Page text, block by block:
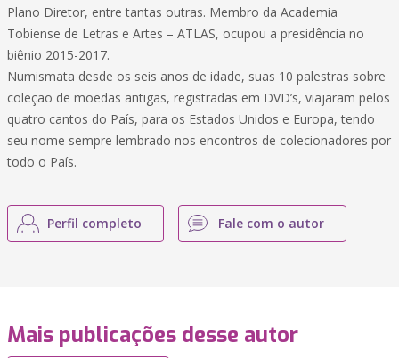
Plano Diretor, entre tantas outras. Membro da Academia
Tobiense de Letras e Artes – ATLAS, ocupou a presidência no
biênio 2015-2017.
Numismata desde os seis anos de idade, suas 10 palestras sobre
coleção de moedas antigas, registradas em DVD’s, viajaram pelos
quatro cantos do País, para os Estados Unidos e Europa, tendo
seu nome sempre lembrado nos encontros de colecionadores por
todo o País.
Perfil completo Fale com o autor
Mais publicações desse autor